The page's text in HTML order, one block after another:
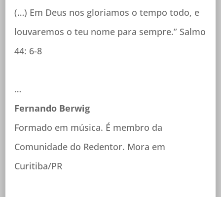
(…) Em Deus nos gloriamos o tempo todo, e
louvaremos o teu nome para sempre.” Salmo
44: 6-8
…
Fernando Berwig
Formado em música. É membro da
Comunidade do Redentor. Mora em
Curitiba/PR